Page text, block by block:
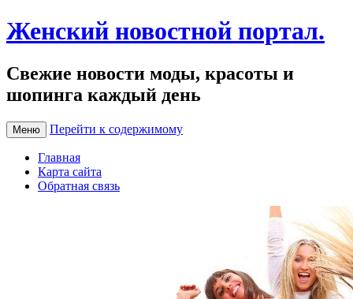
Женский новостной портал.
Свежие новости моды, красоты и
шопинга каждый день
Меню Перейти к содержимому
Главная
Карта сайта
Обратная связь